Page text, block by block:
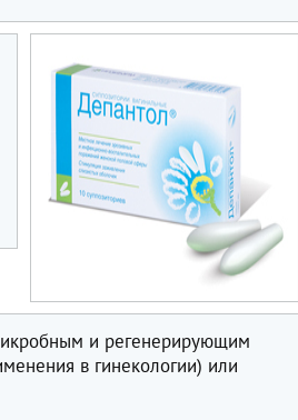
и регенерирующим
в гинекологии) или